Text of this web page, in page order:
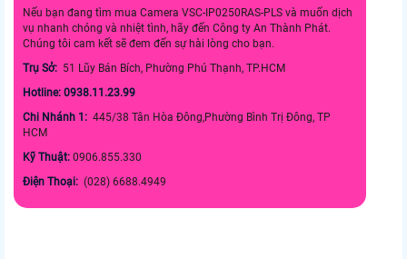
Nếu bạn đang tìm mua Camera VSC-IP0250RAS-PLS và muốn dịch
vụ nhanh chóng và nhiệt tình, hãy đến Công ty An Thành Phát.
Chúng tôi cam kết sẽ đem đến sự hài lòng cho bạn.
Trụ Sở: 51 Lũy Bán Bích, Phường Phú Thạnh, TP.HCM
Hotline: 0938.11.23.99
Chi Nhánh 1: 445/38 Tân Hòa Đông,Phường Bình Trị Đông, TP
HCM
Kỹ Thuật: 0906.855.330
Điện Thoại: (028) 6688.4949